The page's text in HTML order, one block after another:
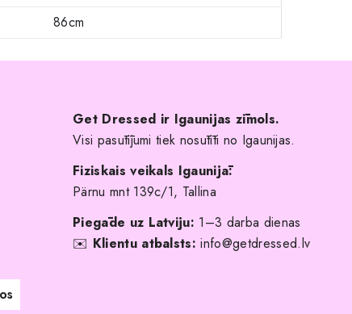
86cm
Get Dressed ir Igaunijas zīmols.
Visi pasūtījumi tiek nosūtīti no Igaunijas.
Fiziskais veikals Igaunijā:
Pärnu mnt 139c/1, Tallina
Piegāde uz Latviju: 1–3 darba dienas
✉️ Klientu atbalsts: info@getdressed.lv